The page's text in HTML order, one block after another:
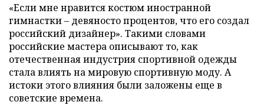
«Если мне нравится костюм иностранной
гимнастки – девяносто процентов, что его создал
российский дизайнер». Такими словами
российские мастера описывают то, как
отечественная индустрия спортивной одежды
стала влиять на мировую спортивную моду. А
истоки этого влияния были заложены еще в
советские времена.